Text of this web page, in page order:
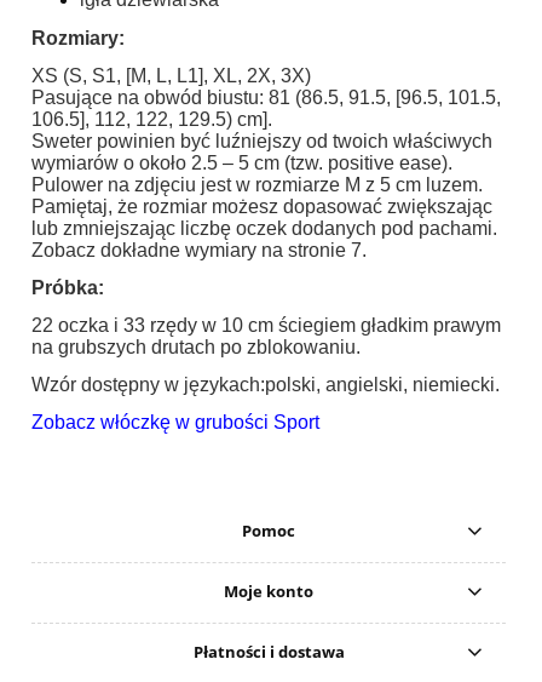
Rozmiary:
XS (S, S1, [M, L, L1], XL, 2X, 3X)
Pasujące na obwód biustu: 81 (86.5, 91.5, [96.5, 101.5,
106.5], 112, 122, 129.5) cm].
Sweter powinien być luźniejszy od twoich właściwych
wymiarów o około 2.5 – 5 cm (tzw. positive ease).
Pulower na zdjęciu jest w rozmiarze M z 5 cm luzem.
Pamiętaj, że rozmiar możesz dopasować zwiększając
lub zmniejszając liczbę oczek dodanych pod pachami.
Zobacz dokładne wymiary na stronie 7.
Próbka:
22 oczka i 33 rzędy w 10 cm ściegiem gładkim prawym
na grubszych drutach po zblokowaniu.
Wzór dostępny w językach:polski, angielski, niemiecki.
Zobacz włóczkę w grubości Sport
Pomoc
Moje konto
Płatności i dostawa